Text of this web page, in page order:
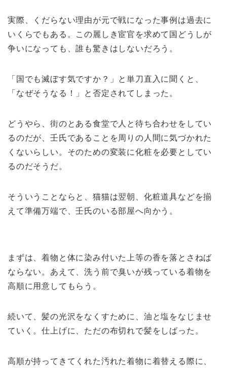
実際、くだらない理由が元で戦になった事例は過去に
いくらでもある。この麗しき宦官を求めて国どうしが
争いになっても、誰も驚きはしないだろう。
「国でも滅ぼす気ですか？」と単刀直入に聞くと、
「なぜそうなる！」と否定されてしまった。
どうやら、街のとある食堂で人と待ち合わせをしてい
るのだが、壬氏であることを周りの人間に気づかれた
くないらしい。そのための変装に化粧を必要としてい
るのだそうだ。
そういうことならと、猫猫は翌朝、化粧道具などを揃
えて準備万端で、壬氏のいる部屋へ向かう。
まずは、着物と体に染み付いた上等の香を落とさねば
ならない。あえて、洗う前で臭いが残っている着物を
高順に用意してもらう。
続いて、髪の光沢をなくすために、油と塩をなじませ
ていく。仕上げに、ただの布切れで髪をしばった。
高順が持ってきてくれた汚れた着物に着替える際に、